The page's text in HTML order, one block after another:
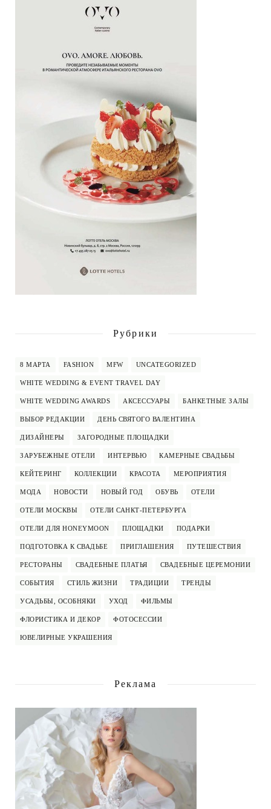
Рубрики
8 МАРТА FASHION MFW UNCATEGORIZED
WHITE WEDDING & EVENT TRAVEL DAY
WHITE WEDDING AWARDS АКСЕССУАРЫ БАНКЕТНЫЕ ЗАЛЫ
ВЫБОР РЕДАКЦИИ ДЕНЬ СВЯТОГО ВАЛЕНТИНА
ДИЗАЙНЕРЫ ЗАГОРОДНЫЕ ПЛОЩАДКИ
ЗАРУБЕЖНЫЕ ОТЕЛИ ИНТЕРВЬЮ КАМЕРНЫЕ СВАДЬБЫ
КЕЙТЕРИНГ КОЛЛЕКЦИИ КРАСОТА МЕРОПРИЯТИЯ
МОДА НОВОСТИ НОВЫЙ ГОД ОБУВЬ ОТЕЛИ
ОТЕЛИ МОСКВЫ ОТЕЛИ САНКТ-ПЕТЕРБУРГА
ОТЕЛИ ДЛЯ HONEYMOON ПЛОЩАДКИ ПОДАРКИ
ПОДГОТОВКА К СВАДЬБЕ ПРИГЛАШЕНИЯ ПУТЕШЕСТВИЯ
РЕСТОРАНЫ СВАДЕБНЫЕ ПЛАТЬЯ СВАДЕБНЫЕ ЦЕРЕМОНИИ
СОБЫТИЯ СТИЛЬ ЖИЗНИ ТРАДИЦИИ ТРЕНДЫ
УСАДЬБЫ, ОСОБНЯКИ УХОД ФИЛЬМЫ
ФЛОРИСТИКА И ДЕКОР ФОТОСЕССИИ
ЮВЕЛИРНЫЕ УКРАШЕНИЯ
Реклама